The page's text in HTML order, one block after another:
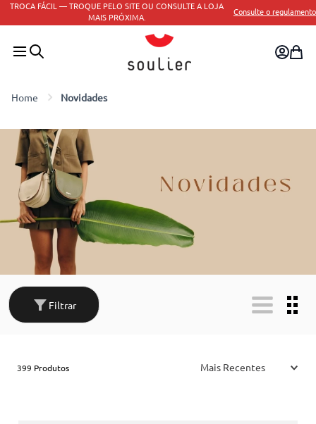
TROCA FÁCIL — TROQUE PELO SITE OU CONSULTE A LOJA
MAIS PRÓXIMA.
Consulte o regulamento
Novidades
Filtrar
399 Produtos Mais Recentes